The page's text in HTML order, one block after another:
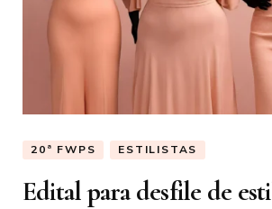
20ª FWPS ESTILISTAS
Edital para desfile de